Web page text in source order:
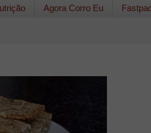
Agora Corro Eu